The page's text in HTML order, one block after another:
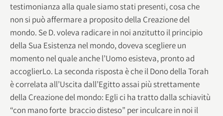
testimonianza alla quale siamo stati presenti, cosa che
non si può affermare a proposito della Creazione del
mondo. Se D. voleva radicare in noi anzitutto il principio
della Sua Esistenza nel mondo, doveva scegliere un
momento nel quale anche l’Uomo esisteva, pronto ad
accoglierLo. La seconda risposta è che il Dono della Torah
è correlata all’Uscita dall’Egitto assai più strettamente
della Creazione del mondo: Egli ci ha tratto dalla schiavitù
“con mano forte braccio disteso” per inculcare in noi il